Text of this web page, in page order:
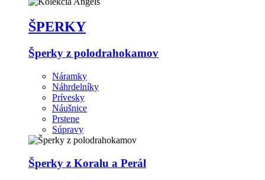
ŠPERKY
Šperky z polodrahokamov
Náramky
Náhrdelníky
Prívesky
Náušnice
Prstene
Súpravy
Šperky z Koralu a Perál